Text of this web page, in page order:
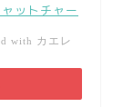
ットチャー
with カエレ